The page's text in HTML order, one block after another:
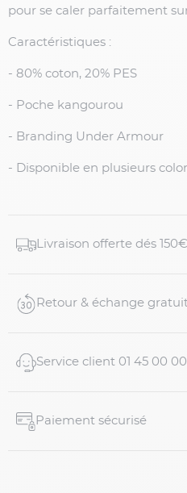
pour se caler parfaitement
Caractéristiques :
- 80% coton, 20% PES
- Poche kangourou
- Branding Under Armour
- Disponible en plusieurs
Livraison offerte dés 150€
Retour & échange
Service client 01 45 00 00
Paiement sécurisé